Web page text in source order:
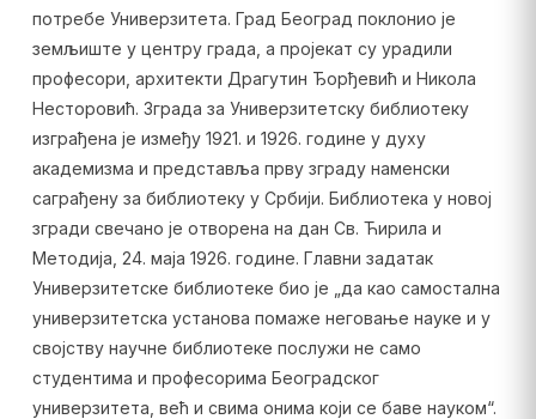
потребе Универзитета. Град Београд поклонио је
земљиште у центру града, а пројекат су урадили
професори, архитекти Драгутин Ђорђевић и Никола
Несторовић. Зграда за Универзитетску библиотеку
изграђена је између 1921. и 1926. године у духу
академизма и представља прву зграду наменски
саграђену за библиотеку у Србији. Библиотека у новој
згради свечано је отворена на дан Св. Ћирила и
Методија, 24. маја 1926. године. Главни задатак
Универзитетске библиотеке био је „да као самостална
универзитетска установа помаже неговање науке и у
својству научне библиотеке послужи не само
студентима и професорима Београдског
универзитета, већ и свима онима који се баве науком“.